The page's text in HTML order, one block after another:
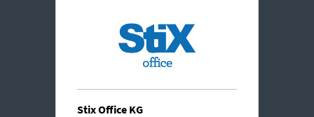
Stix Office KG